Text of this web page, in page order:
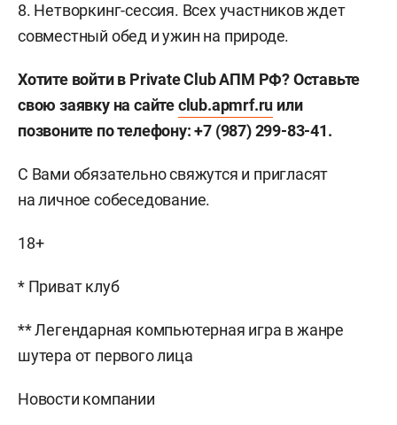
8. Нетворкинг-сессия. Всех участников ждет
совместный обед и ужин на природе.
Хотите войти в Private Club АПМ РФ? Оставьте
свою заявку на сайтеclub.apmrf.ru или
позвоните по телефону:+7 (987) 299-83-41.
С Вами обязательно свяжутся и пригласят
на личное собеседование.
18+
* Приват клуб
** Легендарная компьютерная игра в жанре
шутера от первого лица
Новости компании